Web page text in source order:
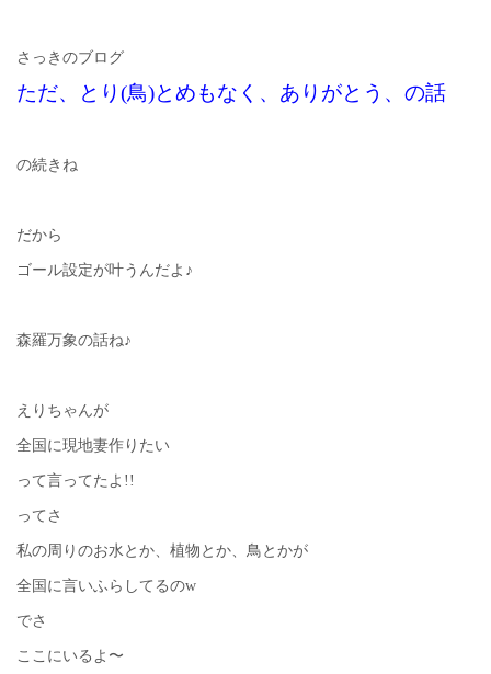
さっきのブログ
ただ、とり(鳥)とめもなく、ありがとう、の話
の続きね
だから
ゴール設定が叶うんだよ♪
森羅万象の話ね♪
えりちゃんが
全国に現地妻作りたい
って言ってたよ!!
ってさ
私の周りのお水とか、植物とか、鳥とかが
全国に言いふらしてるのw
でさ
ここにいるよ〜